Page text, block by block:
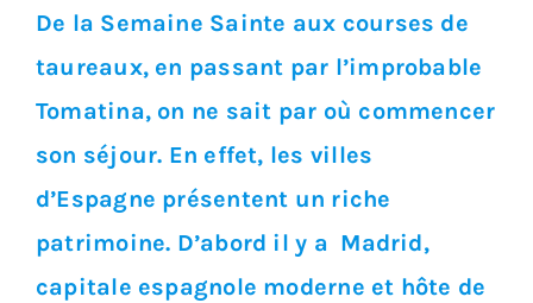
De la Semaine Sainte aux courses de
taureaux, en passant par l’improbable
Tomatina, on ne sait par où commencer
son séjour. En effet, les villes
d’Espagne présentent un riche
patrimoine. D’abord il y a Madrid,
capitale espagnole moderne et hôte de